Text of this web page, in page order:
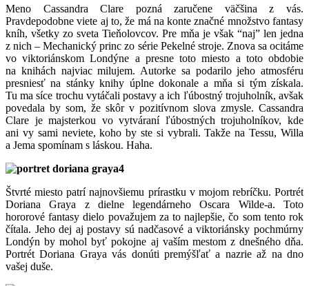
Meno Cassandra Clare pozná zaručene väčšina z vás.
Pravdepodobne viete aj to, že má na konte značné množstvo fantasy
kníh, všetky zo sveta Tieňolovcov. Pre mňa je však “naj” len jedna
z nich – Mechanický princ zo série Pekelné stroje. Znova sa ocitáme
vo viktoriánskom Londýne a presne toto miesto a toto obdobie
na knihách najviac milujem. Autorke sa podarilo jeho atmosféru
presniesť na stánky knihy úplne dokonale a mňa si tým získala.
Tu ma síce trochu vytáčali postavy a ich ľúbostný trojuholník, avšak
povedala by som, že skôr v pozitívnom slova zmysle. Cassandra
Clare je majsterkou vo vytváraní ľúbostných trojuholníkov, kde
ani vy sami neviete, koho by ste si vybrali. Takže na Tessu, Willa
a Jema spomínam s láskou. Haha.
4
Štvrté miesto patrí najnovšiemu prírastku v mojom rebríčku. Portrét
Doriana Graya z dielne legendárneho Oscara Wilde-a. Toto
hororové fantasy dielo považujem za to najlepšie, čo som tento rok
čítala. Jeho dej aj postavy sú nadčasové a viktoriánsky pochmúrny
Londýn by mohol byť pokojne aj vaším mestom z dnešného dňa.
Portrét Doriana Graya vás donúti premýšľať a nazrie až na dno
vašej duše.